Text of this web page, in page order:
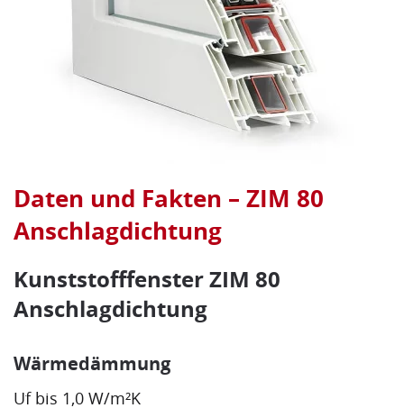
Daten und Fakten – ZIM 80
Anschlagdichtung
KunststofffensterZIM 80
Anschlagdichtung
Wärmedämmung
Ufbis 1,0 W/m²K